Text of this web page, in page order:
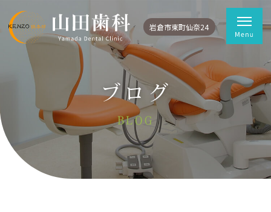
岩倉市東町仙奈24
ブログ
BLOG